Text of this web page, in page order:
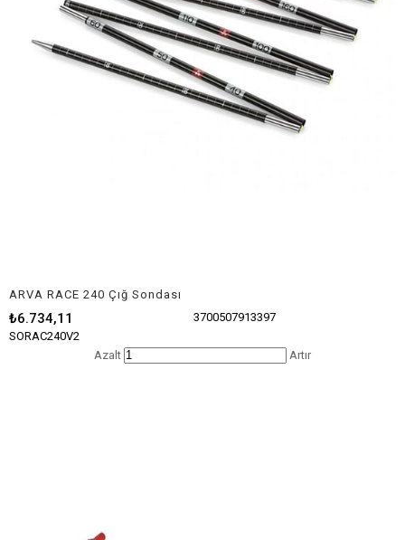
ARVA RACE 240 Çığ Sondası
₺6.734,11
SORAC240V2
3700507913397
Azalt Artır